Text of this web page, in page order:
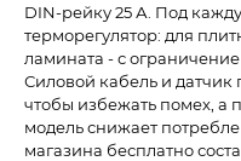
DIN-рейку 25 А. Под
терморегулятор: для
ламината - с
Силовой кабель и датчик
чтобы избежать помех, а
модель снижает
магазина бесплатно